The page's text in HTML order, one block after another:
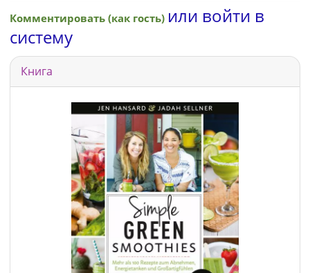
Комментировать (как гость) или войти в
систему
Книга